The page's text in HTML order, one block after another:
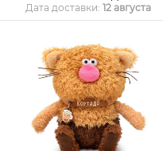
Дата доставки: 12 августа